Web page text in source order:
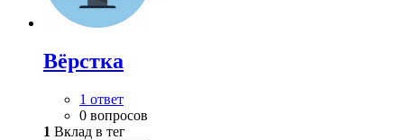
Вёрстка
1 ответ
0 вопросов
1 Вклад в тег